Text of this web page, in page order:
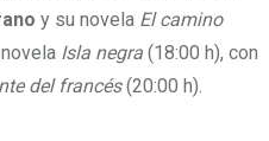
y su novela El camino
Isla negra (18:00 h), con
del francés(20:00 h).